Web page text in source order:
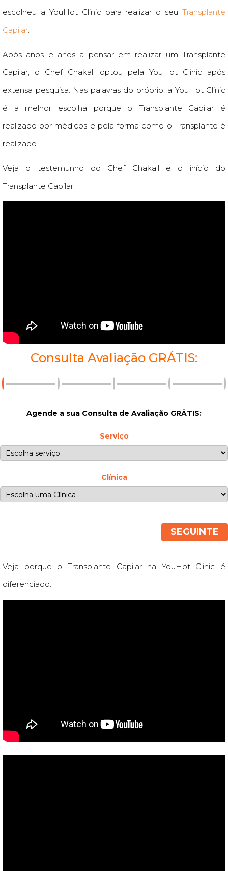
escolheu a YouHot Clinic para realizar o seu Transplante
Capilar.
Após anos e anos a pensar em realizar um Transplante
Capilar, o Chef Chakall optou pela YouHot Clinic após
extensa pesquisa. Nas palavras do próprio, a YouHot Clinic
é a melhor escolha porque o Transplante Capilar é
realizado por médicos e pela forma como o Transplante é
realizado.
Veja o testemunho do Chef Chakall e o início do
Transplante Capilar.
Consulta Avaliação GRÁTIS:
Agende a sua Consulta de Avaliação GRÁTIS:
Serviço
Clínica
SEGUINTE
Veja porque o Transplante Capilar na YouHot Clinic é
diferenciado: